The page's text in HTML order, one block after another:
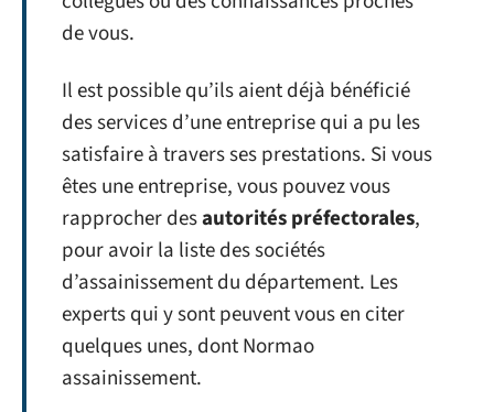
de vous.
Il est possible qu’ils aient déjà bénéficié
des services d’une entreprise qui a pu les
satisfaire à travers ses prestations. Si vous
êtes une entreprise, vous pouvez vous
rapprocher desautorités préfectorales,
pour avoir la liste des sociétés
d’assainissement du département. Les
experts qui y sont peuvent vous en citer
quelques unes, dont Normao
assainissement.